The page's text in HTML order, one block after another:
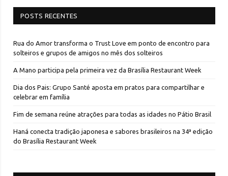
POSTS RECENTES
Rua do Amor transforma o Trust Love em ponto de encontro para
solteiros e grupos de amigos no mês dos solteiros
A Mano participa pela primeira vez da Brasília Restaurant Week
Dia dos Pais: Grupo Santé aposta em pratos para compartilhar e
celebrar em família
Fim de semana reúne atrações para todas as idades no Pátio Brasil
Haná conecta tradição japonesa e sabores brasileiros na 34ª edição
do Brasília Restaurant Week